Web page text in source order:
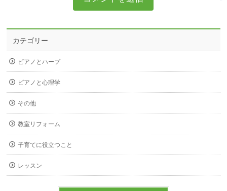
カテゴリー
ピアノとハープ
ピアノと心理学
その他
教室リフォーム
子育てに役立つこと
レッスン